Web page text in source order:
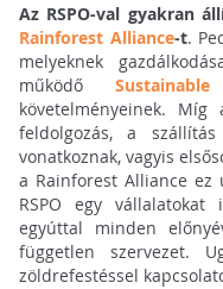
Az RSPO-val gyakran
Rainforest Alliance-t.
melyeknek
működő
követelményeinek.
feldolgozás, a
vonatkoznak, vagyis
a Rainforest Alliance
RSPO egy
egyúttal minden
független szervezet.
zöldrefestéssel